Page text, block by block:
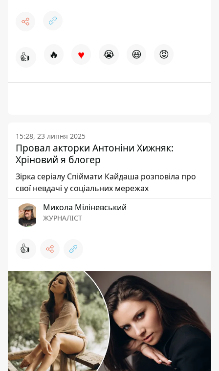
👍 🔥 ♥ 😭 😆 😡
15:28, 23 липня 2025
Провал акторки Антоніни Хижняк:
Хріновий я блогер
Зірка серіалу Спіймати Кайдаша розповіла про
свої невдачі у соціальних мережах
Микола Міліневський
ЖУРНАЛІСТ
👍